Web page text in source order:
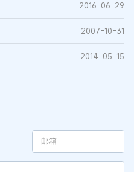
2016-06-29
2007-10-31
2014-05-15